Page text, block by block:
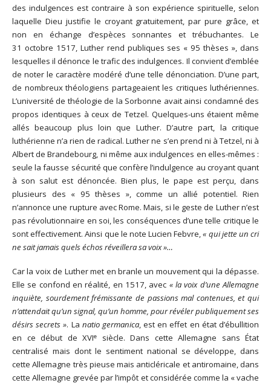
des indulgences est contraire à son expérience spirituelle, selon
laquelle Dieu justifie le croyant gratuitement, par pure grâce, et
non en échange d’espèces sonnantes et trébuchantes. Le
31 octobre 1517, Luther rend publiques ses « 95 thèses », dans
lesquelles il dénonce le trafic des indulgences. Il convient d’emblée
de noter le caractère modéré d’une telle dénonciation. D’une part,
de nombreux théologiens partageaient les critiques luthériennes.
L’université de théologie de la Sorbonne avait ainsi condamné des
propos identiques à ceux de Tetzel. Quelques-uns étaient même
allés beaucoup plus loin que Luther. D’autre part, la critique
luthérienne n’a rien de radical. Luther ne s’en prend ni à Tetzel, ni à
Albert de Brandebourg, ni même aux indulgences en elles-mêmes :
seule la fausse sécurité que confère l’indulgence au croyant quant
à son salut est dénoncée. Bien plus, le pape est perçu, dans
plusieurs des « 95 thèses », comme un allié potentiel. Rien
n’annonce une rupture avec Rome. Mais, si le geste de Luther n’est
pas révolutionnaire en soi, les conséquences d’une telle critique le
sont effectivement. Ainsi que le note Lucien Febvre,« qui jette un cri
ne sait jamais quels échos réveillera sa voix »…
Car la voix de Luther met en branle un mouvement qui la dépasse.
Elle se confond en réalité, en 1517, avec « la voix d’une Allemagne
inquiète, sourdement frémissante de passions mal contenues, et qui
n’attendait qu’un signal, qu’un homme, pour révéler publiquement ses
désirs secrets ». La natio germanica, est en effet en état d’ébullition
en ce début de XVIe
siècle. Dans cette Allemagne sans État
centralisé mais dont le sentiment national se développe, dans
cette Allemagne très pieuse mais anticléricale et antiromaine, dans
cette Allemagne grevée par l’impôt et considérée comme la « vache